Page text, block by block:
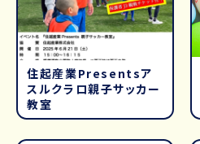
住起産業Presentsア
スルクラロ親子サッカー
教室